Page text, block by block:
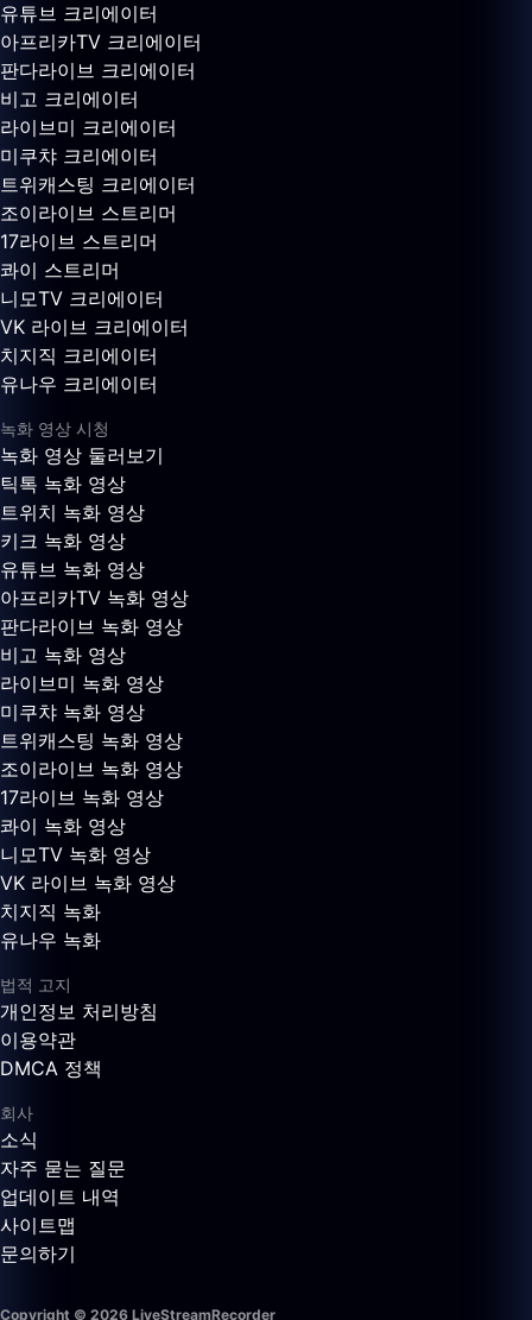
유튜브 크리에이터
아프리카TV 크리에이터
판다라이브 크리에이터
비고 크리에이터
라이브미 크리에이터
미쿠챠 크리에이터
트위캐스팅 크리에이터
조이라이브 스트리머
17라이브 스트리머
콰이 스트리머
니모TV 크리에이터
VK 라이브 크리에이터
치지직 크리에이터
유나우 크리에이터
녹화 영상 시청
녹화 영상 둘러보기
틱톡 녹화 영상
트위치 녹화 영상
키크 녹화 영상
유튜브 녹화 영상
아프리카TV 녹화 영상
판다라이브 녹화 영상
비고 녹화 영상
라이브미 녹화 영상
미쿠챠 녹화 영상
트위캐스팅 녹화 영상
조이라이브 녹화 영상
17라이브 녹화 영상
콰이 녹화 영상
니모TV 녹화 영상
VK 라이브 녹화 영상
치지직 녹화
유나우 녹화
법적 고지
개인정보 처리방침
이용약관
DMCA 정책
회사
소식
자주 묻는 질문
업데이트 내역
사이트맵
문의하기
Copyright © 2026 LiveStreamRecorder